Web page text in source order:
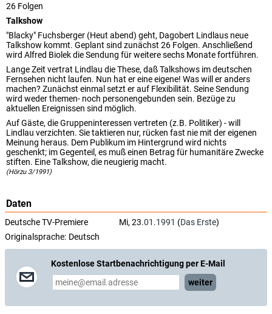
26 Folgen
Talkshow
"Blacky" Fuchsberger (Heut abend) geht, Dagobert Lindlaus neue
Talkshow kommt. Geplant sind zunächst 26 Folgen. Anschließend
wird Alfred Biolek die Sendung für weitere sechs Monate fortführen.
Lange Zeit vertrat Lindlau die These, daß Talkshows im deutschen
Fernsehen nicht laufen. Nun hat er eine eigene! Was will er anders
machen? Zunächst einmal setzt er auf Flexibilität. Seine Sendung
wird weder themen- noch personengebunden sein. Bezüge zu
aktuellen Ereignissen sind möglich.
Auf Gäste, die Gruppeninteressen vertreten (z.B. Politiker) - will
Lindlau verzichten. Sie taktieren nur, rücken fast nie mit der eigenen
Meinung heraus. Dem Publikum im Hintergrund wird nichts
geschenkt; im Gegenteil, es muß einen Betrag für humanitäre Zwecke
stiften. Eine Talkshow, die neugierig macht.
(Hörzu 3/1991)
Daten
Deutsche TV-Premiere Mi, 23.01.1991 (Das Erste)
Originalsprache: Deutsch
Kostenlose Startbenachrichtigung per E-Mail
weiter